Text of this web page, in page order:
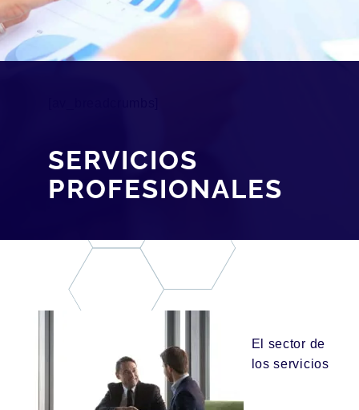
SERVICIOS
PROFESIONALES
El sector de
los servicios